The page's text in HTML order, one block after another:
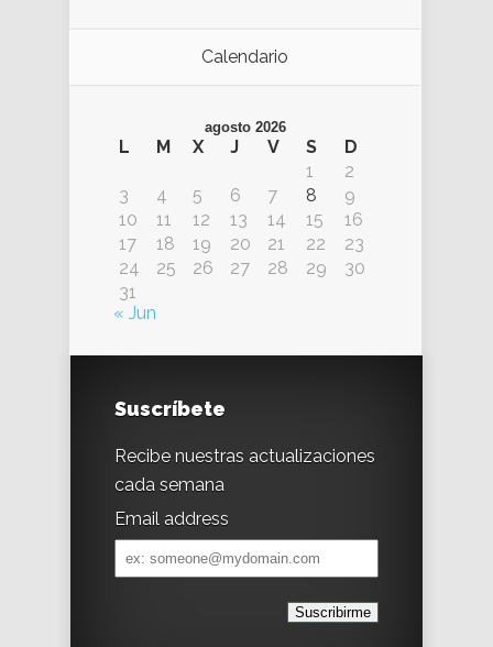
Calendario
agosto 2026
L M X J V S
D
1
2
3
4 5 6 7 8
9
10
11 12 13 14 15
16
17
18 19 20 21 22
23
24
25 26 27 28 29
30
31
« Jun
Suscríbete
Recibe nuestras actualizaciones
cada semana
Email address
Email
address